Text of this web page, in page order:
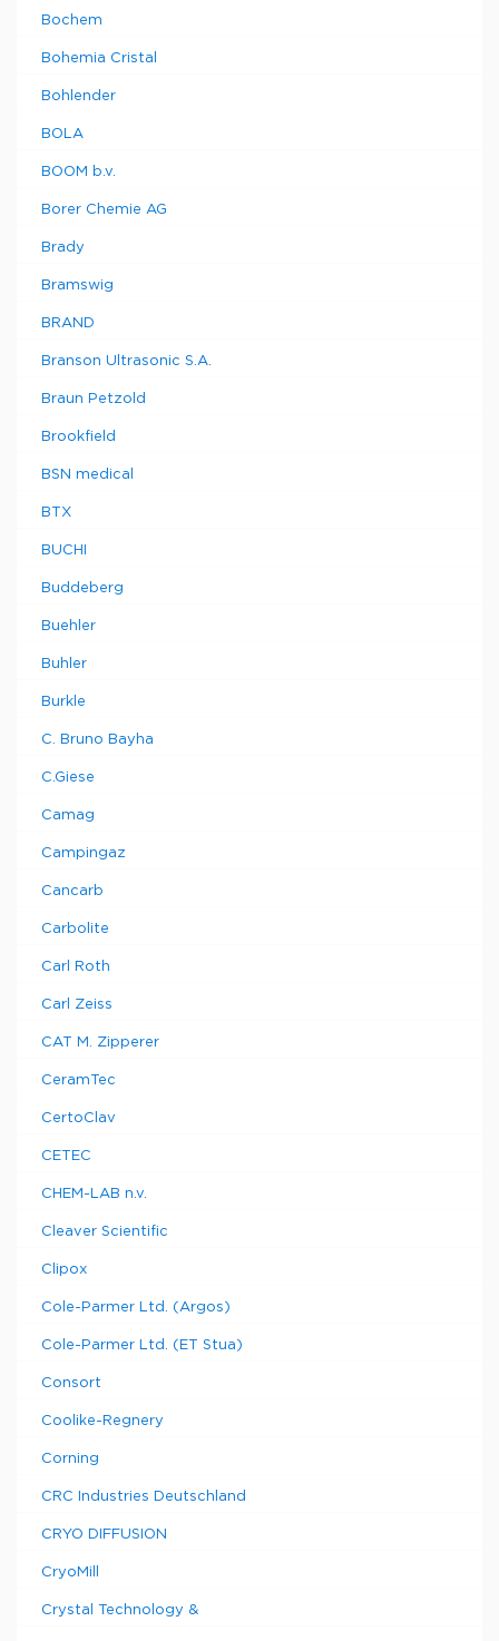
Bochem
Bohemia Cristal
Bohlender
BOLA
BOOM b.v.
Borer Chemie AG
Brady
Bramswig
BRAND
Branson Ultrasonic S.A.
Braun Petzold
Brookfield
BSN medical
BTX
BUCHI
Buddeberg
Buehler
Buhler
Burkle
C. Bruno Bayha
C.Giese
Camag
Campingaz
Cancarb
Carbolite
Carl Roth
Carl Zeiss
CAT M. Zipperer
CeramTec
CertoClav
CETEC
CHEM-LAB n.v.
Cleaver Scientific
Clipox
Cole-Parmer Ltd. (Argos)
Cole-Parmer Ltd. (ET Stua)
Consort
Coolike-Regnery
Corning
CRC Industries Deutschland
CRYO DIFFUSION
CryoMill
Crystal Technology &